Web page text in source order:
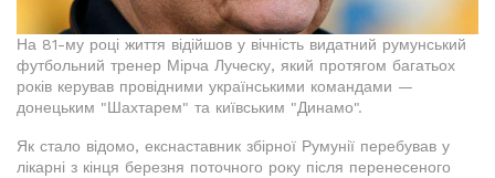
На 81-му році життя відійшов у вічність видатний румунський
футбольний тренер Мірча Луческу, який протягом багатьох
років керував провідними українськими командами —
донецьким "Шахтарем" та київським "Динамо".
Як стало відомо, екснаставник збірної Румунії перебував у
лікарні з кінця березня поточного року після перенесеного